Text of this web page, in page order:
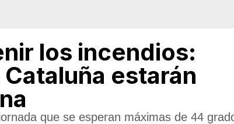
los incendios:
estarán
que se esperan máximas de 44